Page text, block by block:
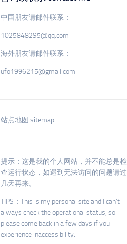
中国朋友请邮件联系：
1025848295@qq.com
海外朋友请邮件联系：
ufo1996215@gmail.com
站点地图 sitemap
提示：这是我的个人网站，并不能总是检
查运行状态，如遇到无法访问的问题请过
几天再来。
TIPS：This is my personal site and I can’t
always check the operational status, so
please come back in a few days if you
experience inaccessibility.